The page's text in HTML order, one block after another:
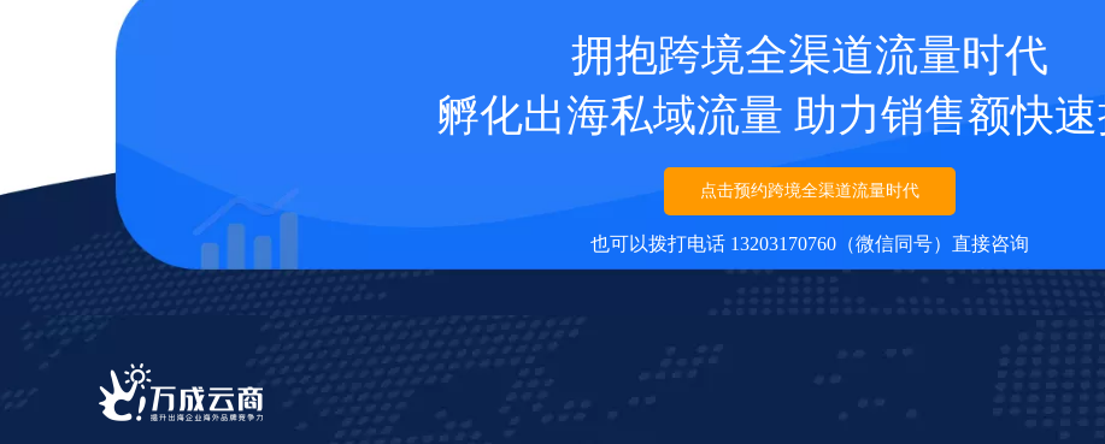
拥抱跨境全渠道流量时代
孵化出海私域流量 助力销售额快
点击预约跨境全渠道流量时代
也可以拨打电话 13203170760（微信同号）直接咨询